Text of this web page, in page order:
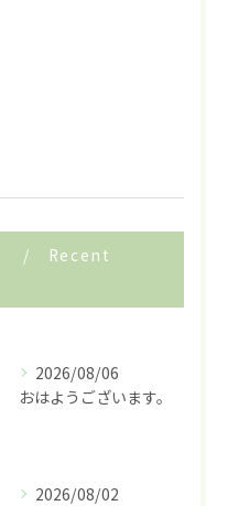
Recent
2026/08/06
おはようございます。
2026/08/02